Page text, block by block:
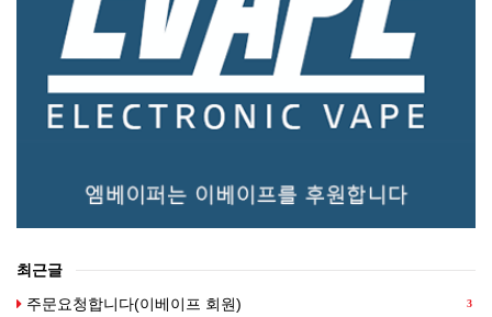
최근글
3
주문요청합니다(이베이프 회원)